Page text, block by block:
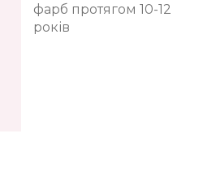
фарб протягом 10-12
років